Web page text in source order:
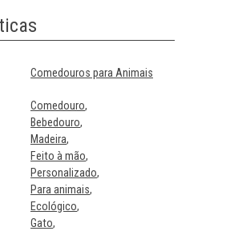
Comedouros para Animais
Comedouro
Bebedouro
Madeira
Feito à mão
Personalizado
Para animais
Ecológico
Gato